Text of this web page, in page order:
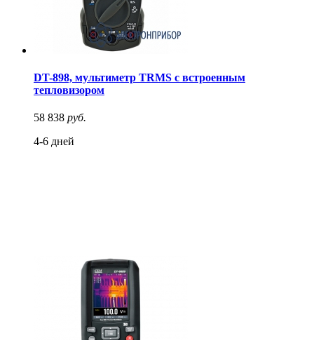
DT-898, мультиметр TRMS с встроенным
тепловизором
58 838 руб.
4-6 дней